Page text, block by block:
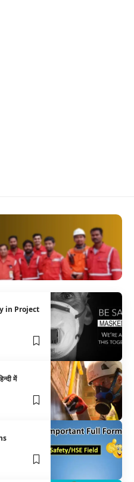
in Project
में